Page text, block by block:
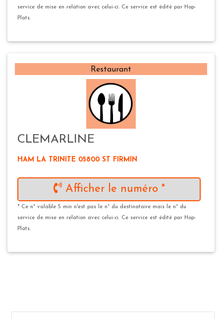
service de mise en relation avec celui-ci. Ce service est édité par Hop-
Plats.
Restaurant
CLEMARLINE
HAM LA TRINITE 05800 ST FIRMIN
Afficher le numéro *
* Ce n° valable 5 min n'est pas le n° du destinataire mais le n° du
service de mise en relation avec celui-ci. Ce service est édité par Hop-
Plats.